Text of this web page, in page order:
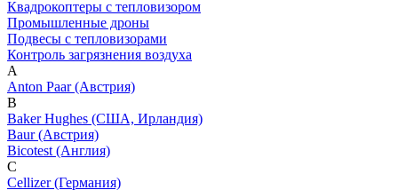
Квадрокоптеры с тепловизором
Промышленные дроны
Подвесы с тепловизорами
Контроль загрязнения воздуха
A
Anton Paar (Австрия)
B
Baker Hughes (США, Ирландия)
Baur (Австрия)
Bicotest (Англия)
C
Cellizer (Германия)